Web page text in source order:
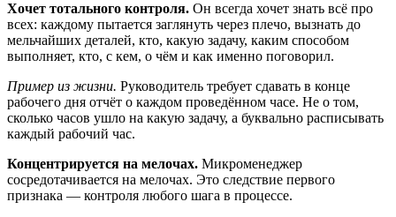
Хочет тотального контроля. Он всегда хочет знать всё про
всех: каждому пытается заглянуть через плечо, вызнать до
мельчайших деталей, кто, какую задачу, каким способом
выполняет, кто, с кем, о чём и как именно поговорил.
Пример из жизни. Руководитель требует сдавать в конце
рабочего дня отчёт о каждом проведённом часе. Не о том,
сколько часов ушло на какую задачу, а буквально расписывать
каждый рабочий час.
Концентрируется на мелочах. Микроменеджер
сосредотачивается на мелочах. Это следствие первого
признака — контроля любого шага в процессе.